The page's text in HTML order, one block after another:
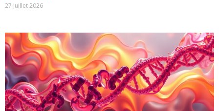
27 juillet 2026